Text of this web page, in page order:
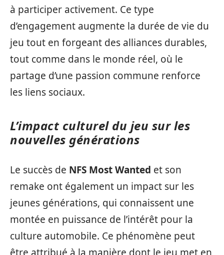
à participer activement. Ce type
d’engagement augmente la durée de vie du
jeu tout en forgeant des alliances durables,
tout comme dans le monde réel, où le
partage d’une passion commune renforce
les liens sociaux.
L’impact culturel du jeu sur les
nouvelles générations
Le succès de NFS Most Wanted et son
remake ont également un impact sur les
jeunes générations, qui connaissent une
montée en puissance de l’intérêt pour la
culture automobile. Ce phénomène peut